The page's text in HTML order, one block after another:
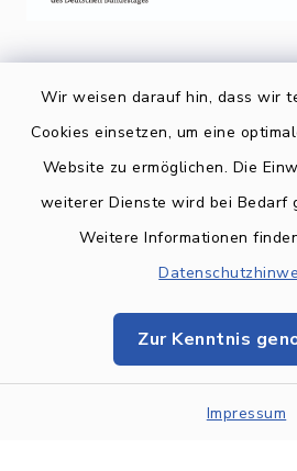
Wir weisen darauf hin, dass wir
Cookies einsetzen, um eine
Website zu ermöglichen. Die
weiterer Dienste wird bei Bedarf
Weitere Informationen
Zur Kenntnis
Impressum
Sitemap